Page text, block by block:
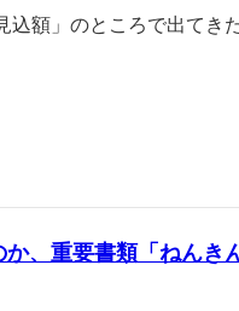
額」のところで出てき
、重要書類「ねんき